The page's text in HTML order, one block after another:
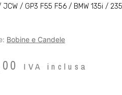
/ GP3 F55 F56 / BMW 135i /
Bobine e Candele
IVA inclusa